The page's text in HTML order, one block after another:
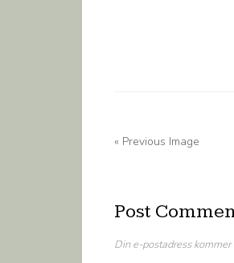
« Previous Image
Post
Din e-postadress